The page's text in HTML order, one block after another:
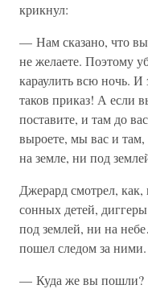
крикнул:
— Нам сказано, что вы
не желаете. Поэтому
караулить всю ночь. И
таков приказ! А если
поставите, и там до
выроете, мы вас и
на земле, ни под
Джерард смотрел, как,
сонных детей,
под землей, ни на
пошел следом за ними.
— Куда же вы пошли?